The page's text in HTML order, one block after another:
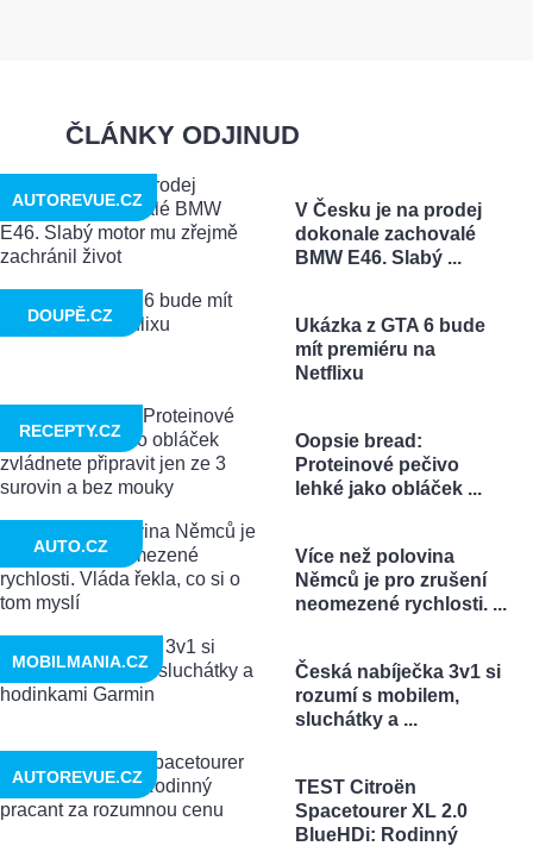
ČLÁNKY ODJINUD
V Česku je na prodej
dokonale zachovalé
BMW E46. Slabý ...
AUTOREVUE.CZ
Ukázka z GTA 6 bude
mít premiéru na
Netflixu
DOUPĚ.CZ
Oopsie bread:
Proteinové pečivo
lehké jako obláček ...
RECEPTY.CZ
Více než polovina
Němců je pro zrušení
neomezené rychlosti. ...
AUTO.CZ
Česká nabíječka 3v1 si
rozumí s mobilem,
sluchátky a ...
MOBILMANIA.CZ
TEST Citroën
Spacetourer XL 2.0
BlueHDi: Rodinný
AUTOREVUE.CZ